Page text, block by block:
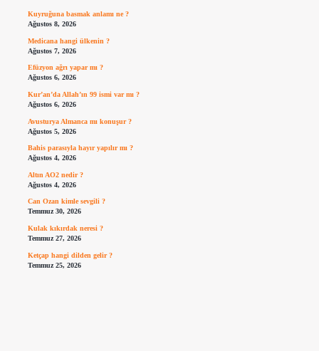
Kuyruğuna basmak anlamı ne ?
Ağustos 8, 2026
Medicana hangi ülkenin ?
Ağustos 7, 2026
Efüzyon ağrı yapar mı ?
Ağustos 6, 2026
Kur’an’da Allah’ın 99 ismi var mı ?
Ağustos 6, 2026
Avusturya Almanca mı konuşur ?
Ağustos 5, 2026
Bahis parasıyla hayır yapılır mı ?
Ağustos 4, 2026
Altın AO2 nedir ?
Ağustos 4, 2026
Can Ozan kimle sevgili ?
Temmuz 30, 2026
Kulak kıkırdak neresi ?
Temmuz 27, 2026
Ketçap hangi dilden gelir ?
Temmuz 25, 2026